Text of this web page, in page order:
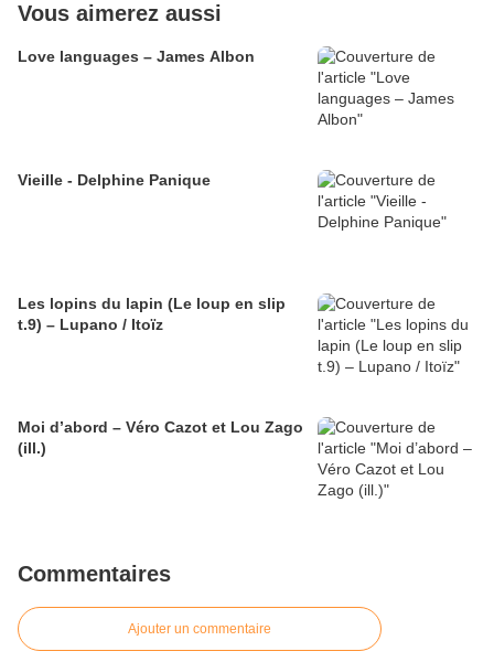
Vous aimerez aussi
Love languages – James Albon
Vieille - Delphine Panique
Les lopins du lapin (Le loup en slip
t.9) – Lupano / Itoïz
Moi d’abord – Véro Cazot et Lou Zago
(ill.)
Commentaires
Ajouter un commentaire